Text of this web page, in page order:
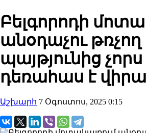
Բելգորոդի
անօդաչու
պայթյունից չորս
դեռահաս է
Աշխարհ 7 Օգոստոս, 2025 0:15